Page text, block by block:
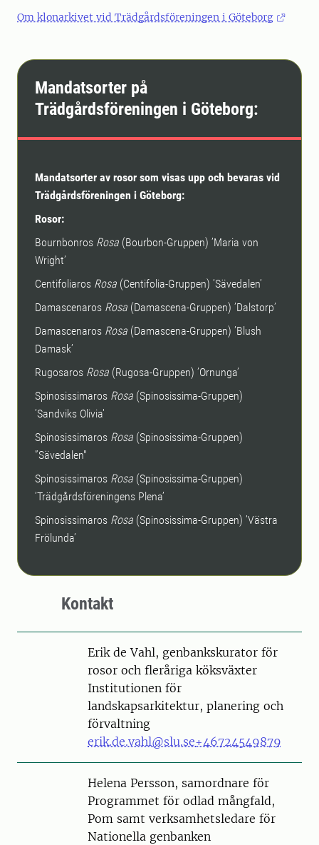
Om klonarkivet vid Trädgårdsföreningen i Göteborg
Mandatsorter på
Trädgårdsföreningen i Göteborg:
Mandatsorter av rosor som visas upp och bevaras vid
Trädgårdsföreningen i Göteborg:
Rosor:
Bournbonros Rosa (Bourbon-Gruppen) ’Maria von
Wright’
Centifoliaros Rosa (Centifolia-Gruppen) ’Sävedalen’
Damascenaros Rosa (Damascena-Gruppen) ’Dalstorp’
Damascenaros Rosa (Damascena-Gruppen) ’Blush
Damask’
Rugosaros Rosa (Rugosa-Gruppen) ’Ornunga’
Spinosissimaros Rosa (Spinosissima-Gruppen)
’Sandviks Olivia'
Spinosissimaros Rosa (Spinosissima-Gruppen)
”Sävedalen"
Spinosissimaros Rosa (Spinosissima-Gruppen)
’Trädgårdsföreningens Plena’
Spinosissimaros Rosa (Spinosissima-Gruppen) ’Västra
Frölunda’
Kontakt
PersonErik de Vahl, genbankskurator för
rosor och fleråriga köksväxter
Institutionen för
landskapsarkitektur, planering och
förvaltning
erik.de.vahl@slu.se+46724549879
PersonHelena Persson, samordnare för
Programmet för odlad mångfald,
Pom samt verksamhetsledare för
Nationella genbanken